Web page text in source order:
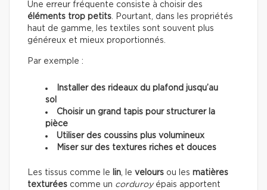
Une erreur fréquente consiste à choisir des
éléments trop petits. Pourtant, dans les propriétés
haut de gamme, les textiles sont souvent plus
généreux et mieux proportionnés.
Par exemple :
Installer des rideaux du plafond jusqu’au
sol
Choisir un grand tapis pour structurer la
pièce
Utiliser des coussins plus volumineux
Miser sur des textures riches et douces
Les tissus comme le lin, le velours ou les matières
texturées comme un corduroyépais apportent